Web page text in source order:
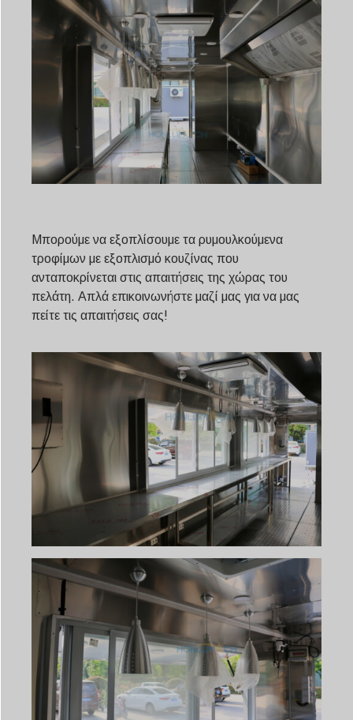
Μπορούμε να εξοπλίσουμε τα ρυμουλκούμενα
τροφίμων με εξοπλισμό κουζίνας που
ανταποκρίνεται στις απαιτήσεις της χώρας του
πελάτη. Απλά επικοινωνήστε μαζί μας για να μας
πείτε τις απαιτήσεις σας!